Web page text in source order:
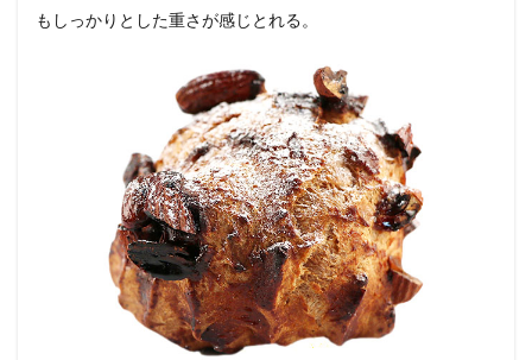
もしっかりとした重さが感じとれる。